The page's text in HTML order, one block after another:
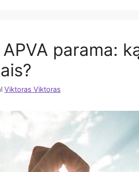
parama:
Viktoras Viktoras